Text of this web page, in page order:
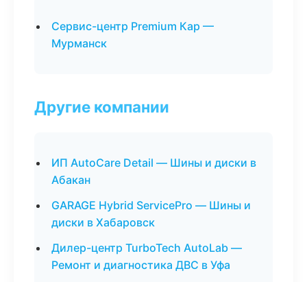
Сервис-центр Premium Кар —
Мурманск
Другие компании
ИП AutoCare Detail — Шины и диски в
Абакан
GARAGE Hybrid ServicePro — Шины и
диски в Хабаровск
Дилер-центр TurboTech AutoLab —
Ремонт и диагностика ДВС в Уфа